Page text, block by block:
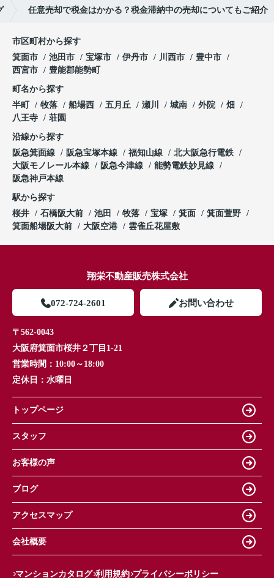
任意売却で税金はかかる？税金滞納中の売却についてもご紹介
市区町村から探す
箕面市
池田市 宝塚市 伊丹市 川西市
豊中市
西宮市
豊能郡能勢町
町名から探す
半町
牧落 船場西 五月丘 瀬川 城南 外院
畑
八王寺
荘園
沿線から探す
阪急箕面線
阪急宝塚本線 福知山線
北大阪急行電鉄
大阪モノレール本線
阪急今津線
能勢電鉄妙見線
阪急神戸本線
駅から探す
桜井
石橋阪大前 池田 牧落 宝塚 箕面
箕面萱野
箕面船場阪大前
大阪空港 雲雀丘花屋敷
翔栄不動産販売株式会社
072-724-2601 お問い合わせ
〒562-0043
大阪府箕面市桜井２丁目1-21
営業時間： 10:00～18:00
定休日： 水曜日
トップページ
スタッフ
お客様の声
ブログ
アクセスマップ
会社概要
マンションカタログ 利用規約 プライバシーポリシー